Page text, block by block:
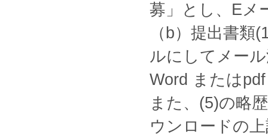
募」とし、Eメ
（b）提出書
ルにしてメー
Word または
また、(5)の略
ウンロードの